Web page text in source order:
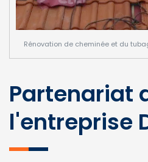
Rénovation de cheminée et du
Partenariat
l'entreprise